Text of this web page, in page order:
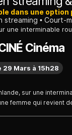
dans une option
streaming
Court-
Cinéma
sur une
femme qui revient
29 Mars à 15h28